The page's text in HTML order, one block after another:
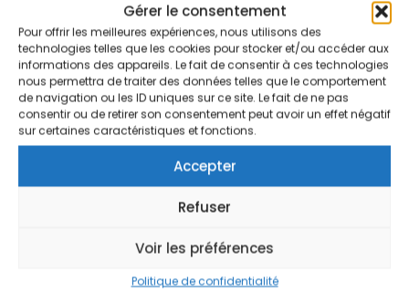
Gérer le consentement
Pour offrir les meilleures expériences, nous utilisons des
technologies telles que les cookies pour stocker et/ou accéder aux
informations des appareils. Le fait de consentir à ces technologies
nous permettra de traiter des données telles que le comportement
de navigation ou les ID uniques sur ce site. Le fait de ne pas
consentir ou de retirer son consentement peut avoir un effet négatif
sur certaines caractéristiques et fonctions.
Accepter
Refuser
Voir les préférences
Politique de confidentialité
PROGEREAL